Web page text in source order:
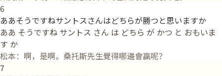
6
ああそうですねサントスさんはどちらが勝つと思いますか
ああ そうですね サントス さん は どちら が かつ と おもいま
す か
松本：啊，是啊。桑托斯先生覺得哪邊會贏呢？
7